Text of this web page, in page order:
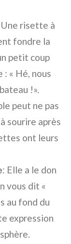
risette à
fondre la
petit coup
: « Hé, nous
!».
peut ne pas
sourire après
ont leurs
: Elle a le don
vous dit «
au fond du
expression